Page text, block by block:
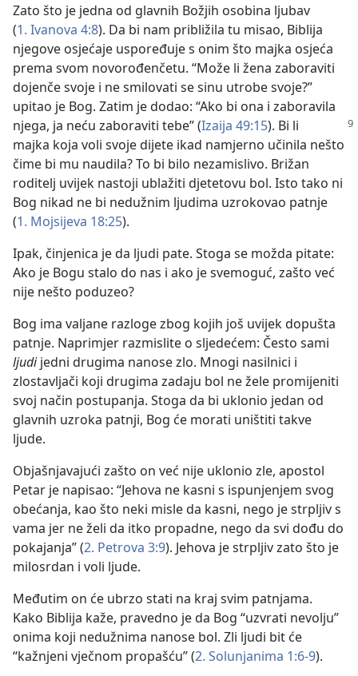
Zato što je jedna od glavnih Božjih osobina ljubav
(1. Ivanova 4:8). Da bi nam približila tu misao, Biblija
njegove osjećaje uspoređuje s onim što majka osjeća
prema svom novorođenčetu. “Može li žena zaboraviti
dojenče svoje i ne smilovati se sinu utrobe svoje?”
upitao je Bog. Zatim je dodao: “Ako bi ona i zaboravila
njega, ja neću zaboraviti tebe” (Izaija 49:15). Bi li
majka koja voli svoje dijete ikad namjerno učinila nešto
čime bi mu naudila? To bi bilo nezamislivo. Brižan
roditelj uvijek nastoji ublažiti djetetovu bol. Isto tako ni
Bog nikad ne bi nedužnim ljudima uzrokovao patnje
(1. Mojsijeva 18:25).
Ipak, činjenica je da ljudi pate. Stoga se možda pitate:
Ako je Bogu stalo do nas i ako je svemoguć, zašto već
nije nešto poduzeo?
Bog ima valjane razloge zbog kojih još uvijek dopušta
patnje. Naprimjer razmislite o sljedećem: Često sami
ljudijedni drugima nanose zlo. Mnogi nasilnici i
zlostavljači koji drugima zadaju bol ne žele promijeniti
svoj način postupanja. Stoga da bi uklonio jedan od
glavnih uzroka patnji, Bog će morati uništiti takve
ljude.
Objašnjavajući zašto on već nije uklonio zle, apostol
Petar je napisao: “Jehova ne kasni s ispunjenjem svog
obećanja, kao što neki misle da kasni, nego je strpljiv s
vama jer ne želi da itko propadne, nego da svi dođu do
pokajanja” (2. Petrova 3:9). Jehova je strpljiv zato što je
milosrdan i voli ljude.
Međutim on će ubrzo stati na kraj svim patnjama.
Kako Biblija kaže, pravedno je da Bog “uzvrati nevolju”
onima koji nedužnima nanose bol. Zli ljudi bit će
“kažnjeni vječnom propašću” (2. Solunjanima 1:6-9).